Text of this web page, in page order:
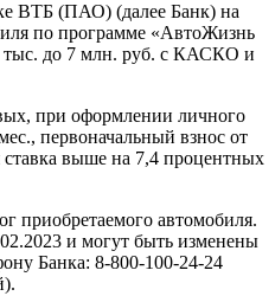
ВТБ (ПАО) (далее Банк) на
по программе «АвтоЖизнь
тыс. до 7 млн. руб. с КАСКО и
при оформлении личного
первоначальный взнос от
ставка выше на 7,4 процентных
приобретаемого автомобиля.
и могут быть изменены
Банка: 8-800-100-24-24